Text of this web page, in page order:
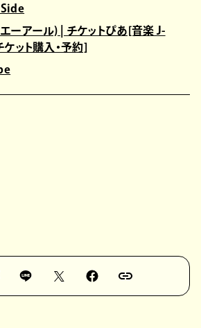
エーアール) | チケットぴあ[音楽 J-
ケット購入・予約]